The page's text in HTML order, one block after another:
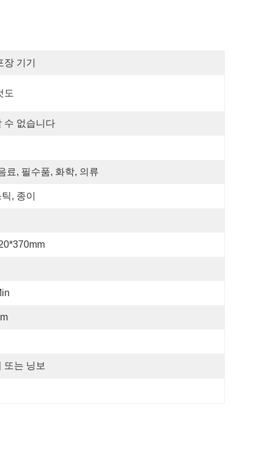
장 기기
도
수 없습니다
료, 필수품, 화학, 의류
, 종이
또는 닝보